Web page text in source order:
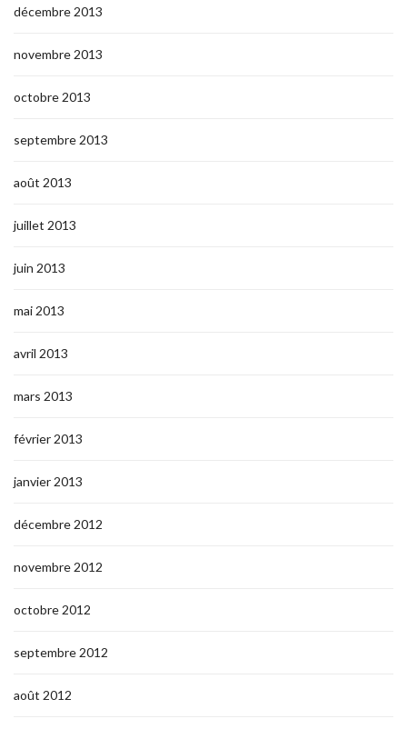
décembre 2013
novembre 2013
octobre 2013
septembre 2013
août 2013
juillet 2013
juin 2013
mai 2013
avril 2013
mars 2013
février 2013
janvier 2013
décembre 2012
novembre 2012
octobre 2012
septembre 2012
août 2012